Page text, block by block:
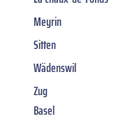
Meyrin
Sitten
Wädenswil
Zug
Basel